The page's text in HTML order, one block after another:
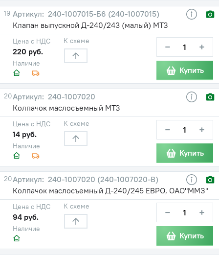
19
240-1007015-Б6 (240-1007015)
Клапан выпускной Д-240/243 (малый) МТЗ
Наличие
Цена с НДС
220 руб.
К схеме − +
Купить
20
240-1007020
Колпачок маслосъемный МТЗ
Наличие
Цена с НДС
14 руб.
К схеме − +
Купить
20
240-1007020 (240-1007020-В)
Колпачок маслосъемный Д-240/245 ЕВРО, ОАО"ММЗ"
Наличие
Цена с НДС
94 руб.
К схеме − +
Купить